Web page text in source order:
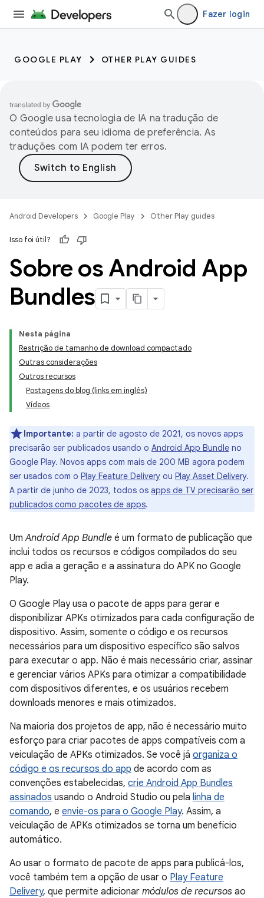
Fazer login
GOOGLE PLAY OTHER PLAY GUIDES
O Google usa tecnologia de IA na tradução de
conteúdos para seu idioma de preferência. As
traduções com IA podem ter erros.
Android Developers Google Play Other Play guides
Isso foi útil?
Sobre os Android App
Bundles
Nesta página
Restrição de tamanho de download compactado
Outras considerações
Outros recursos
Postagens do blog (links em inglês)
Vídeos
Importante: a partir de agosto de 2021, os novos apps
precisarão ser publicados usando o Android App Bundle no
Google Play. Novos apps com mais de 200 MB agora podem
ser usados com o Play Feature Delivery ou Play Asset Delivery.
A partir de junho de 2023, todos os apps de TV precisarão ser
publicados como pacotes de apps.
UmAndroid App Bundle é um formato de publicação que
inclui todos os recursos e códigos compilados do seu
app e adia a geração e a assinatura do APK no Google
Play.
O Google Play usa o pacote de apps para gerar e
disponibilizar APKs otimizados para cada configuração de
dispositivo. Assim, somente o código e os recursos
necessários para um dispositivo específico são salvos
para executar o app. Não é mais necessário criar, assinar
e gerenciar vários APKs para otimizar a compatibilidade
com dispositivos diferentes, e os usuários recebem
downloads menores e mais otimizados.
Na maioria dos projetos de app, não é necessário muito
esforço para criar pacotes de apps compatíveis com a
veiculação de APKs otimizados. Se você já organiza o
código e os recursos do app de acordo com as
convenções estabelecidas, crie Android App Bundles
assinados usando o Android Studio ou pela linha de
comando, e envie-os para o Google Play. Assim, a
veiculação de APKs otimizados se torna um benefício
automático.
Ao usar o formato de pacote de apps para publicá-los,
você também tem a opção de usar o Play Feature
Delivery, que permite adicionar módulos de recursos ao